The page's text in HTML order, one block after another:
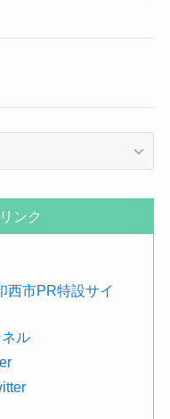
ンク
西市PR特設サイ
ル